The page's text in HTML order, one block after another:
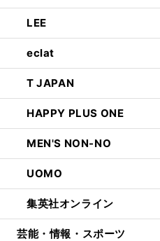
LEE
eclat
T JAPAN
HAPPY PLUS ONE
MEN'S NON-NO
UOMO
集英社オンライン
芸能・情報・スポーツ